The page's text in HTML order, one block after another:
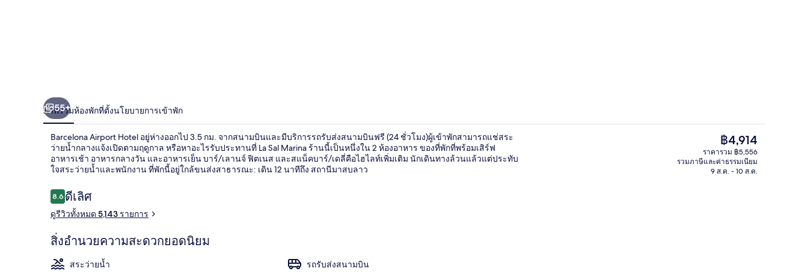
สปอร์ตบาร์
55+
ภาพรวมห้องพักที่ตั้งนโยบายการเข้าพัก
Barcelona Airport Hotel อยู่ห่างออกไป 3.5 กม. จากสนามบินและมีบริการรถรับส่งสนามบินฟรี (24 ชั่วโมง)ผู้เข้าพักสามารถแช่สระ
ว่ายน้ำกลางแจ้งเปิดตามฤดูกาล หรือหาอะไรรับประทานที่ La Sal Marina ร้านนี้เป็นหนึ่งใน 2 ห้องอาหาร ของที่พักที่พร้อมเสิร์ฟ
อาหารเช้า อาหารกลางวัน และอาหารเย็น บาร์/เลานจ์ ฟิตเนส และสแน็คบาร์/เดลี่คือไฮไลท์เพิ่มเติม นักเดินทางล้วนแล้วแต่ประทับ
ใจสระว่ายน้ำและพนักงาน ที่พักนี้อยู่ใกล้ขนส่งสาธารณะ: เดิน 12 นาทีถึง สถานีมาสบลาว
รีวิว
8.68.6 จาก 10
ดีเลิศ
ดูรีวิวทั้งหมด 5,143 รายการ
สิ่งอำนวยความสะดวกยอดนิยม
สระว่ายน้ำ
รถรับส่งสนามบิน
ราคา
ปัจจุบัน
฿4,914
฿4,914
ราคารวม ฿5,556
รวมภาษีและค่าธรรมเนียม
9 ส.ค. - 10 ส.ค.